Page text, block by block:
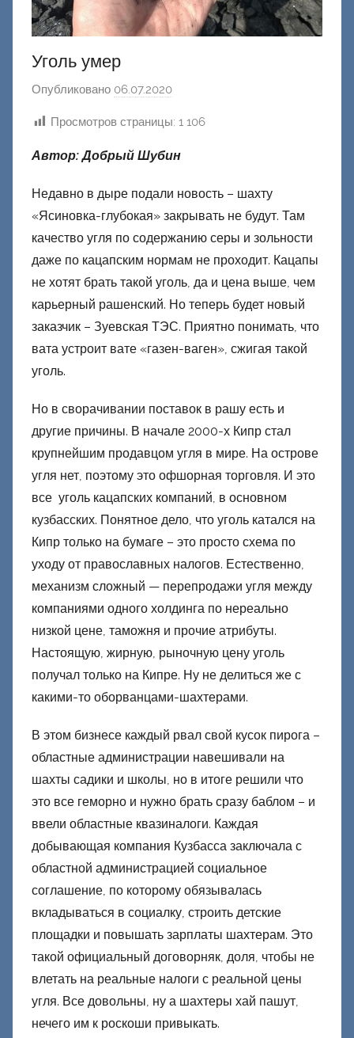
Уголь умер
Опубликовано 06.07.2020
т
о
о
м
Ф
а
о
к
и
й
Просмотров страницы: 1 106
Автор: Добрый Шубин
Недавно в дыре подали новость – шахту
«Ясиновка-глубокая» закрывать не будут. Там
качество угля по содержанию серы и зольности
даже по кацапским нормам не проходит. Кацапы
не хотят брать такой уголь, да и цена выше, чем
карьерный рашенский. Но теперь будет новый
заказчик – Зуевская ТЭС. Приятно понимать, что
вата устроит вате «газен-ваген», сжигая такой
уголь.
Но в сворачивании поставок в рашу есть и
другие причины. В начале 2000-х Кипр стал
крупнейшим продавцом угля в мире. На острове
угля нет, поэтому это офшорная торговля. И это
все уголь кацапских компаний, в основном
кузбасских. Понятное дело, что уголь катался на
Кипр только на бумаге – это просто схема по
уходу от православных налогов. Естественно,
механизм сложный — перепродажи угля между
компаниями одного холдинга по нереально
низкой цене, таможня и прочие атрибуты.
Настоящую, жирную, рыночную цену уголь
получал только на Кипре. Ну не делиться же с
какими-то оборванцами-шахтерами.
В этом бизнесе каждый рвал свой кусок пирога –
областные администрации навешивали на
шахты садики и школы, но в итоге решили что
это все геморно и нужно брать сразу баблом – и
ввели областные квазиналоги. Каждая
добывающая компания Кузбасса заключала с
областной администрацией социальное
соглашение, по которому обязывалась
вкладываться в социалку, строить детские
площадки и повышать зарплаты шахтерам. Это
такой официальный договорняк, доля, чтобы не
влетать на реальные налоги с реальной цены
угля. Все довольны, ну а шахтеры хай пашут,
нечего им к роскоши привыкать.